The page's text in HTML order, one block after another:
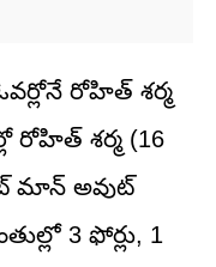
రోహిత్ శర్మ
రోహిత్ శర్మ (16
మాన్ అవుట్
3 ఫోర్లు, 1